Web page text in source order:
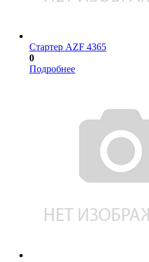
Стартер AZF 4365
0
Подробнее